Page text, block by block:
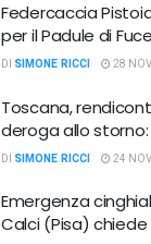
Federcaccia
per il Padule di
DI SIMONE RICCI 28
Toscana,
deroga allo
DI SIMONE RICCI 24
Emergenza
Calci (Pisa)